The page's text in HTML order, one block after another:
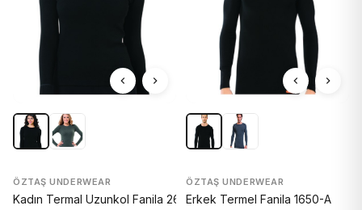
ÖZTAŞ UNDERWEAR
Kadın Termal Uzunkol Fanila 2660-A
ÖZTAŞ UNDERWEAR
Erkek Termel Fanila 1650-A